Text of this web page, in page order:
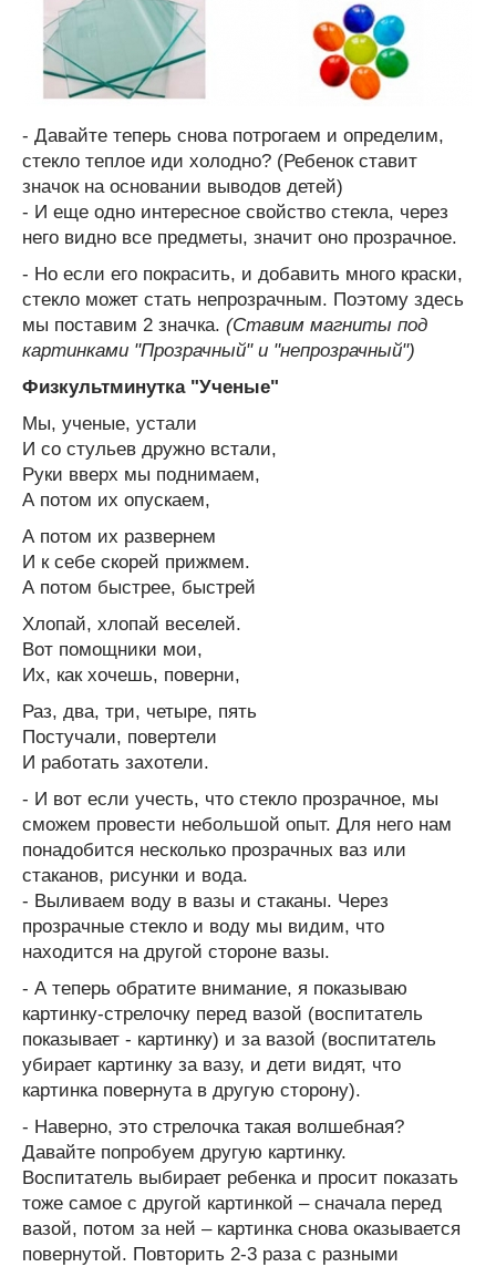
- Давайте теперь снова потрогаем и определим,
стекло теплое иди холодно? (Ребенок ставит
значок на основании выводов детей)
- И еще одно интересное свойство стекла, через
него видно все предметы, значит оно прозрачное.
- Но если его покрасить, и добавить много краски,
стекло может стать непрозрачным. Поэтому здесь
мы поставим 2 значка. (Ставим магниты под
картинками "Прозрачный" и "непрозрачный")
Физкультминутка "Ученые"
Мы, ученые, устали
И со стульев дружно встали,
Руки вверх мы поднимаем,
А потом их опускаем,
А потом их развернем
И к себе скорей прижмем.
А потом быстрее, быстрей
Хлопай, хлопай веселей.
Вот помощники мои,
Их, как хочешь, поверни,
Раз, два, три, четыре, пять
Постучали, повертели
И работать захотели.
- И вот если учесть, что стекло прозрачное, мы
сможем провести небольшой опыт. Для него нам
понадобится несколько прозрачных ваз или
стаканов, рисунки и вода.
- Выливаем воду в вазы и стаканы. Через
прозрачные стекло и воду мы видим, что
находится на другой стороне вазы.
- А теперь обратите внимание, я показываю
картинку-стрелочку перед вазой (воспитатель
показывает - картинку) и за вазой (воспитатель
убирает картинку за вазу, и дети видят, что
картинка повернута в другую сторону).
- Наверно, это стрелочка такая волшебная?
Давайте попробуем другую картинку.
Воспитатель выбирает ребенка и просит показать
тоже самое с другой картинкой – сначала перед
вазой, потом за ней – картинка снова оказывается
повернутой. Повторить 2-3 раза с разными